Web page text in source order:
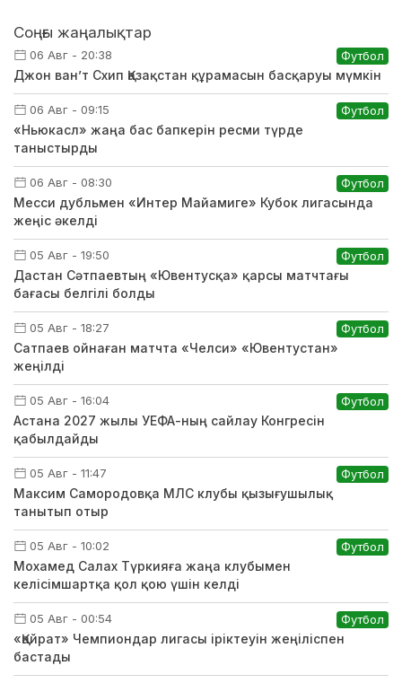
Соңғы жаңалықтар
06 Авг - 20:38 Футбол
Джон ван’т Схип Қазақстан құрамасын басқаруы мүмкін
06 Авг - 09:15 Футбол
«Ньюкасл» жаңа бас бапкерін ресми түрде
таныстырды
06 Авг - 08:30 Футбол
Месси дубльмен «Интер Майамиге» Кубок лигасында
жеңіс әкелді
05 Авг - 19:50 Футбол
Дастан Сәтпаевтың «Ювентусқа» қарсы матчтағы
бағасы белгілі болды
05 Авг - 18:27 Футбол
Сатпаев ойнаған матчта «Челси» «Ювентустан»
жеңілді
05 Авг - 16:04 Футбол
Астана 2027 жылы УЕФА-ның сайлау Конгресін
қабылдайды
05 Авг - 11:47 Футбол
Максим Самородовқа МЛС клубы қызығушылық
танытып отыр
05 Авг - 10:02 Футбол
Мохамед Салах Түркияға жаңа клубымен
келісімшартқа қол қою үшін келді
05 Авг - 00:54 Футбол
«Қайрат» Чемпиондар лигасы іріктеуін жеңіліспен
бастады